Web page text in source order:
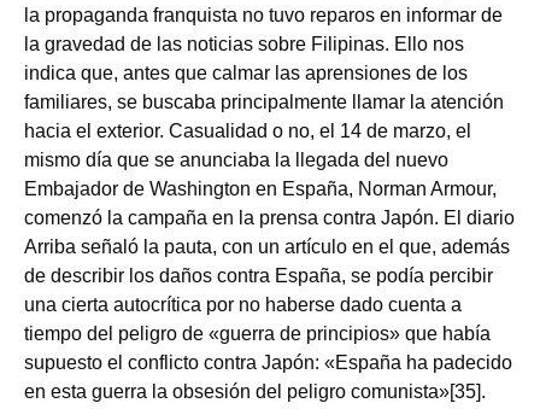
la propaganda franquista no tuvo reparos en informar de
la gravedad de las noticias sobre Filipinas. Ello nos
indica que, antes que calmar las aprensiones de los
familiares, se buscaba principalmente llamar la atención
hacia el exterior. Casualidad o no, el 14 de marzo, el
mismo día que se anunciaba la llegada del nuevo
Embajador de Washington en España, Norman Armour,
comenzó la campaña en la prensa contra Japón. El diario
Arriba señaló la pauta, con un artículo en el que, además
de describir los daños contra España, se podía percibir
una cierta autocrítica por no haberse dado cuenta a
tiempo del peligro de «guerra de principios» que había
supuesto el conflicto contra Japón: «España ha padecido
en esta guerra la obsesión del peligro comunista»[35].